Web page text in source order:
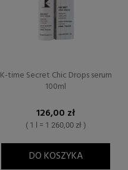
K-time Secret Chic Drops serum
100ml
126,00 zł
( 1 l = 1 260,00 zł )
DO KOSZYKA